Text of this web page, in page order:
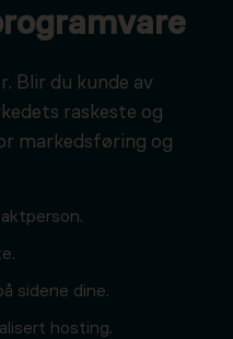
Blir du kunde av
raskeste og
markedsføring og
sidene dine.
hosting.